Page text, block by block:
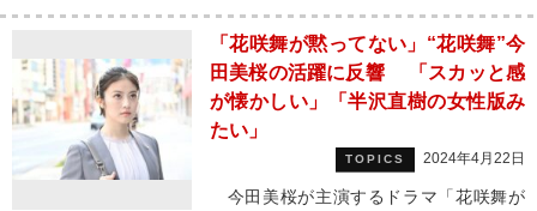
「花咲舞が黙ってない」“花咲舞”今
田美桜の活躍に反響 「スカッと感
が懐かしい」「半沢直樹の女性版み
たい」
TOPICS 2024年4月22日
今田美桜が主演するドラマ「花咲舞が